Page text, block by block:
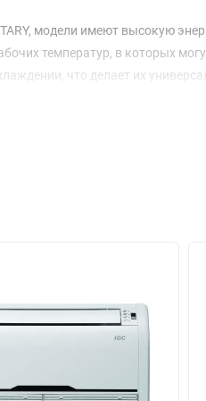
модели имеют высокую
температур, в которых
что делает их
надежный выбор для создания
и высокую